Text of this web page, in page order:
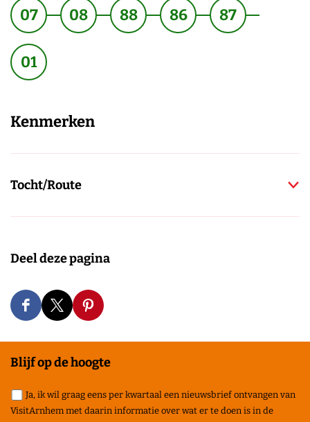
07 08 88 86 87
01
Kenmerken
Tocht/Route
Deel deze pagina
D
e
d
e
D
e
d
e
e
d
e
Blijf op de hoogte
Ja, ik wil graag eens per kwartaal een nieuwsbrief ontvangen van
VisitArnhem met daarin informatie over wat er te doen is in de